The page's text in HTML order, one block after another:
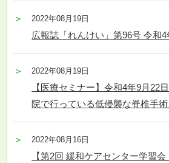
2022年08月19日
広報誌「れんけい」第96号 令和
2022年08月19日
【医療セミナー】令和4年9月22
院で行っている低侵襲な脊椎手
2022年08月16日
【第2回 緩和ケアセンター学習